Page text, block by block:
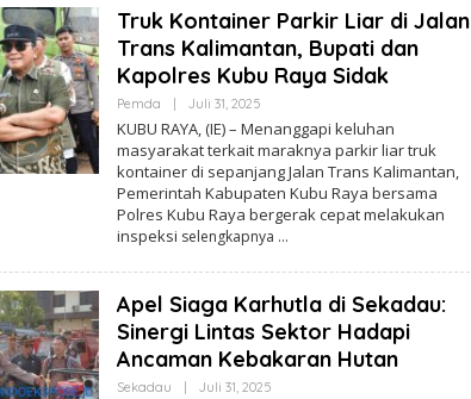
Truk Kontainer Parkir Liar di Jalan
Trans Kalimantan, Bupati dan
Kapolres Kubu Raya Sidak
Pemda Juli 31, 2025
E
H
A
D
M
I
N
KUBU RAYA, (IE) – Menanggapi keluhan
masyarakat terkait maraknya parkir liar truk
kontainer di sepanjang Jalan Trans Kalimantan,
Pemerintah Kabupaten Kubu Raya bersama
Polres Kubu Raya bergerak cepat melakukan
inspeksi selengkapnya
Apel Siaga Karhutla di Sekadau:
Sinergi Lintas Sektor Hadapi
Ancaman Kebakaran Hutan
Sekadau Juli 31, 2025